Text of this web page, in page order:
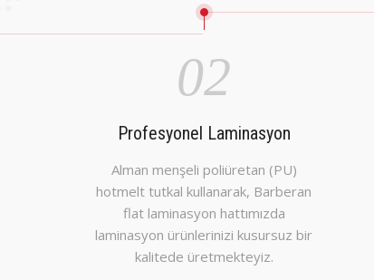
02
Profesyonel Laminasyon
Alman menşeli poliüretan (PU)
hotmelt tutkal kullanarak, Barberan
flat laminasyon hattımızda
laminasyon ürünlerinizi kusursuz bir
kalitede üretmekteyiz.